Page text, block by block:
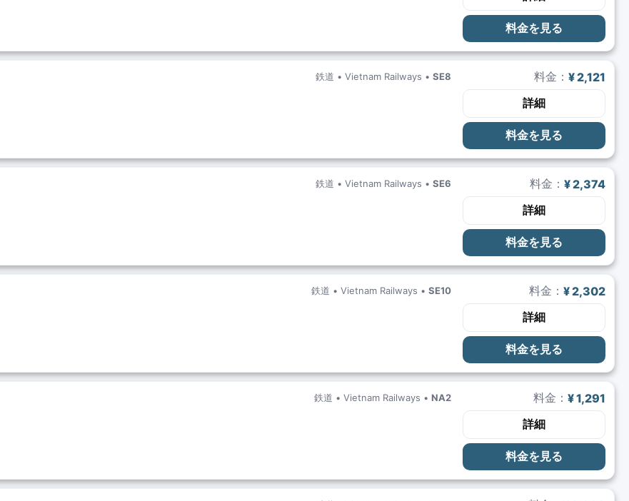
料金を見る
鉄道 • Vietnam Railways • SE8 料金： ¥ 2,121
詳細
料金を見る
鉄道 • Vietnam Railways • SE6 料金： ¥ 2,374
詳細
料金を見る
鉄道 • Vietnam Railways • SE10 料金： ¥ 2,302
詳細
料金を見る
鉄道 • Vietnam Railways • NA2 料金： ¥ 1,291
詳細
料金を見る